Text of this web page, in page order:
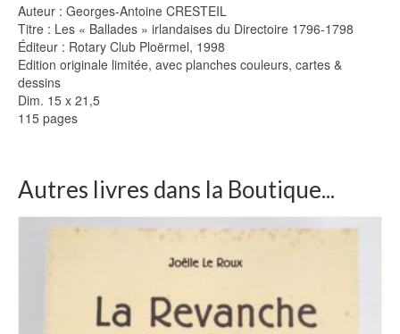
Auteur : Georges-Antoine CRESTEIL
Titre : Les « Ballades » irlandaises du Directoire 1796-1798
Éditeur : Rotary Club Ploërmel, 1998
Edition originale limitée, avec planches couleurs, cartes &
dessins
Dim. 15 x 21,5
115 pages
Autres livres dans la Boutique...